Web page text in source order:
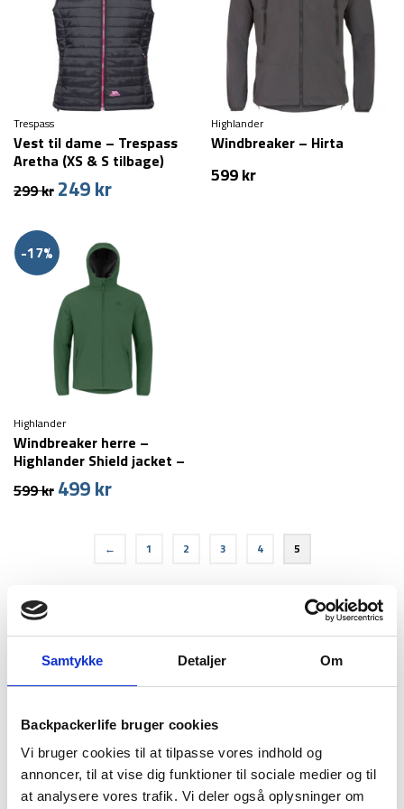
Samtykke Detaljer Om
Backpackerlife bruger cookies
Vi bruger cookies til at tilpasse vores indhold og
annoncer, til at vise dig funktioner til sociale medier og til
at analysere vores trafik. Vi deler også oplysninger om
Trespass
Vest til dame – Trespass
Aretha (XS & S tilbage)
299kr Den
var:
299 kr.
249krDen
er:
249 kr.
Highlander
Windbreaker – Hirta
599kr
-17%
Highlander
Windbreaker herre –
Highlander Shield jacket –
Grøn (XS & S tilbage)
599kr Den
499krDen
er:
← 1 2 3 4 5
Følg os
Populært udstyr
Outdoor/shelter pakke - Essentials